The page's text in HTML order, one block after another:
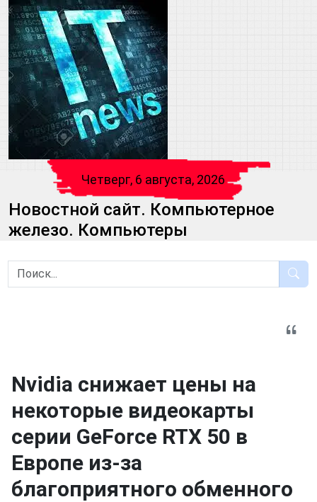
Четверг, 6 августа, 2026
Новостной сайт. Компьютерное
железо. Компьютеры
Nvidia снижает цены на
некоторые видеокарты
серии GeForce RTX 50 в
Европе из-за
благоприятного обменного